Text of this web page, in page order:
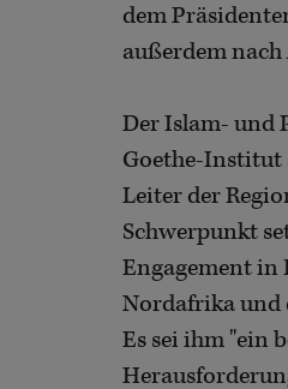
dem
außerdem
Der Islam- und
Goethe-Institut
Leiter der
Schwerpunkt
Engagement in
Nordafrika und
Es sei ihm "ein